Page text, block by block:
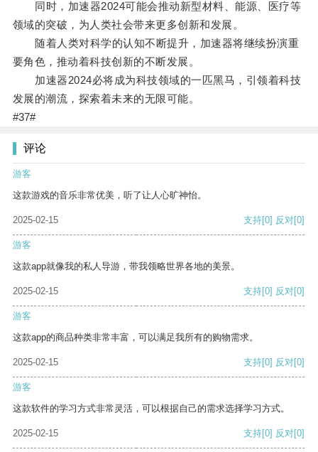
同时，加速器2024可能会推动新型材料、能源、医疗等
领域的突破，为人类社会带来更多创新和发展。
随着人类对科学的认知不断提升，加速器将继续扮演重
要角色，推动着科技创新的不断发展。
加速器2024必将成为科技领域的一匹黑马，引领着科技
发展的潮流，探索着未来的无限可能。
#37#
评论
游客
这款游戏的音乐非常优美，听了让人心旷神怡。
2025-02-15 支持[0] 反对[0]
游客
这款app就像我的私人导游，带我领略世界各地的美景。
2025-02-15 支持[0] 反对[0]
游客
这款app的商品种类非常丰富，可以满足我所有的购物需求。
2025-02-15 支持[0] 反对[0]
游客
这款软件的学习方式非常灵活，可以根据自己的需求选择学习方式。
2025-02-15 支持[0] 反对[0]